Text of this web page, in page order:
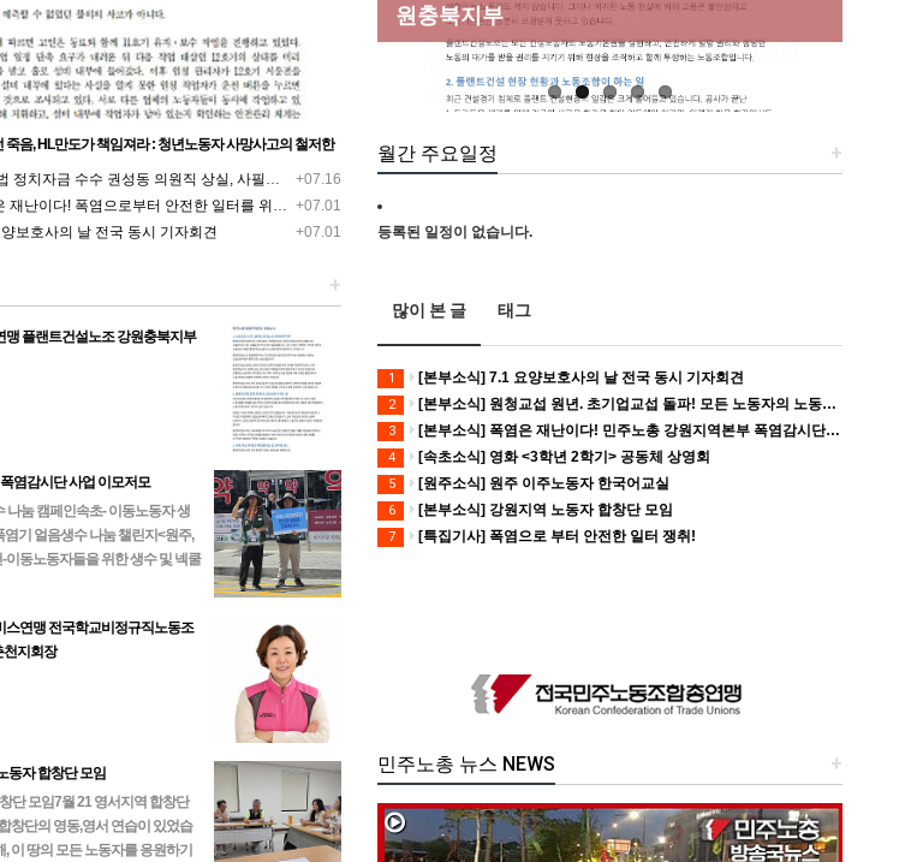
죽음, HL만도가 책임져라 : 청년노동자 사망사고의 철저한
+07.16
치자금 수수 권성동 의원직 상실, 사필귀정이다
+07.01
로부터 안전한 일터를 위한 민주노총 강원지역본부 폭염감시단 선포 기자회견
+07.01
보호사의 날 전국 동시 기자회견
+
맹 플랜트건설노조 강원충북지부
염감시단 사업 이모저모
나눔 캠페인속초- 이동노동자 생
기 얼음생수 나눔 챌린지<원주,
이동노동자들을 위한 생수 및 넥쿨
연맹 전국학교비정규직노동조
천지회장
동자 합창단 모임
단 모임7월 21 영서지역 합창단
창단의 영동,영서 연습이 있었습
이 땅의 모든 노동자를 응원하기
과 재발방지 대책 마련하라
원충북지부
저모
규직노동조합 강원지부 김유미 춘천지회장
[본부소식] 강원지역 노동자 합창단 모임
+
월간 주요일정
등록된 일정이 없습니다.
많이 본 글 태그
1 [본부소식] 7.1 요양보호사의 날 전국 동시 기자회견
2 [본부소식] 원청교섭 원년. 초기업교섭 돌파! 모든 노동자의 노동기본권 쟁취! 민주노총 7.15 총파업대회
3 [본부소식] 폭염은 재난이다! 민주노총 강원지역본부 폭염감시단 선포 기자회견
4 [속초소식] 영화 <3학년 2학기> 공동체 상영회
5 [원주소식] 원주 이주노동자 한국어교실
6 [본부소식] 강원지역 노동자 합창단 모임
7 [특집기사] 폭염으로 부터 안전한 일터 쟁취!
+
민주노총 뉴스 NEWS